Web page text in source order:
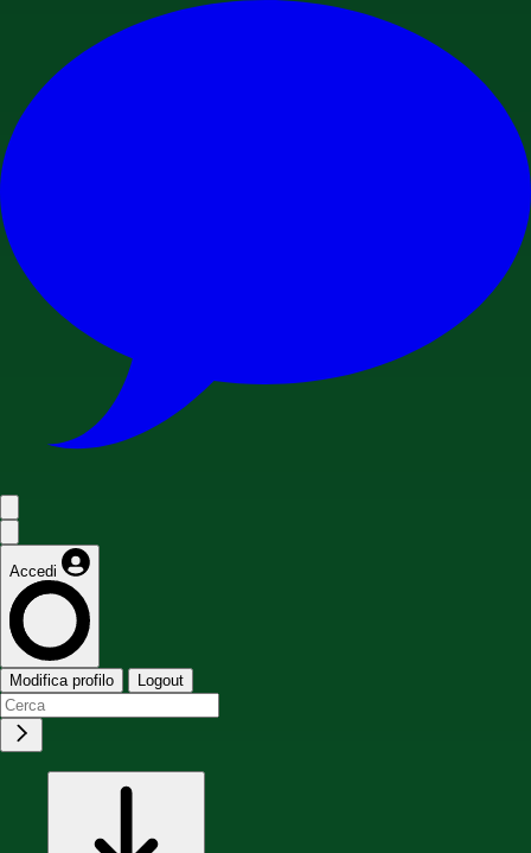
Accedi
Modifica profilo Logout